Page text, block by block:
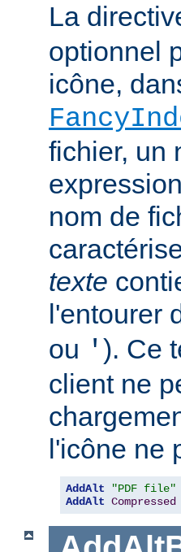
La
optionnel
icône,
fichier, un
nom de
texte
l'entourer
ou ' ). Ce
client ne
l'icône ne
AddAlt "PDF file"
AddAlt Compressed